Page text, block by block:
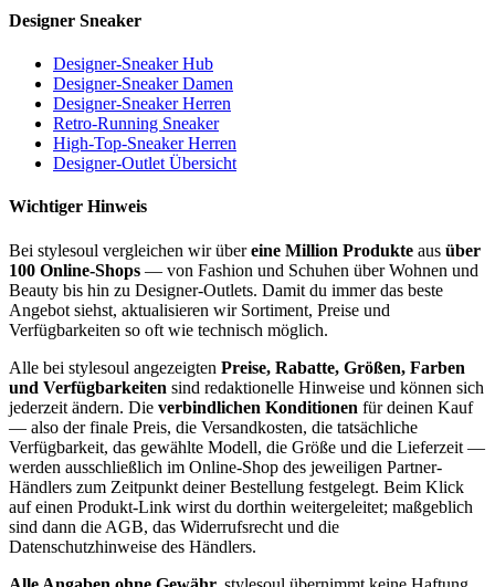
Designer Sneaker
Designer-Sneaker Hub
Designer-Sneaker Damen
Designer-Sneaker Herren
Retro-Running Sneaker
High-Top-Sneaker Herren
Designer-Outlet Übersicht
Wichtiger Hinweis
Bei stylesoul vergleichen wir übereine Million Produkte aus über
100 Online-Shops — von Fashion und Schuhen über Wohnen und
Beauty bis hin zu Designer-Outlets. Damit du immer das beste
Angebot siehst, aktualisieren wir Sortiment, Preise und
Verfügbarkeiten so oft wie technisch möglich.
Alle bei stylesoul angezeigten Preise, Rabatte, Größen, Farben
und Verfügbarkeiten sind redaktionelle Hinweise und können sich
jederzeit ändern. Die verbindlichen Konditionen für deinen Kauf
— also der finale Preis, die Versandkosten, die tatsächliche
Verfügbarkeit, das gewählte Modell, die Größe und die Lieferzeit —
werden ausschließlich im Online-Shop des jeweiligen Partner-
Händlers zum Zeitpunkt deiner Bestellung festgelegt. Beim Klick
auf einen Produkt-Link wirst du dorthin weitergeleitet; maßgeblich
sind dann die AGB, das Widerrufsrecht und die
Datenschutzhinweise des Händlers.